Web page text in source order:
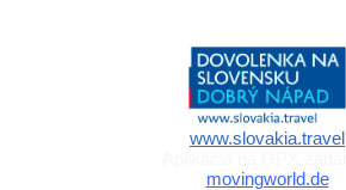
www.slovakia.travel
movingworld.de